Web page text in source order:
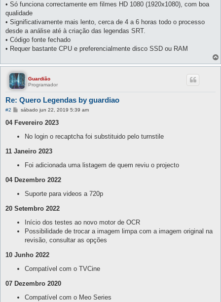
• Só funciona correctamente em filmes HD 1080 (1920x1080), com boa
qualidade
• Significativamente mais lento, cerca de 4 a 6 horas todo o processo
desde a análise até à criação das legendas SRT.
• Código fonte fechado
• Requer bastante CPU e preferencialmente disco SSD ou RAM
Guardião
Programador
Re: Quero Legendas by guardiao
#2
M
n
g
m
sábado jun 22, 2019 5:39 am
04 Fevereiro 2023
No login o recaptcha foi substituido pelo turnstile
11 Janeiro 2023
Foi adicionada uma listagem de quem reviu o projecto
04 Dezembro 2022
Suporte para videos a 720p
20 Setembro 2022
Início dos testes ao novo motor de OCR
Possibilidade de trocar a imagem limpa com a imagem original na
revisão, consultar as opções
10 Junho 2022
Compatível com o TVCine
07 Dezembro 2020
Compatível com o Meo Series